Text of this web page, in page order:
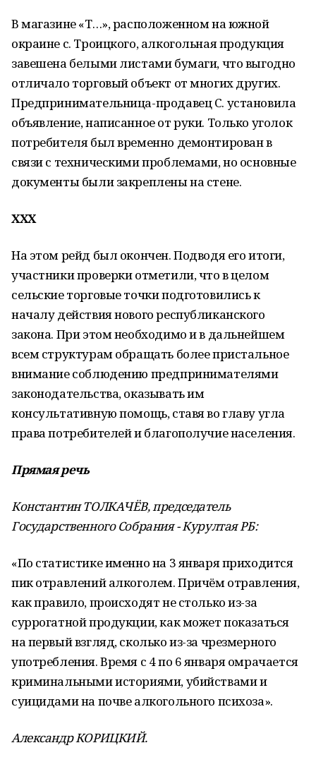
В магазине «Т…», расположенном на южной
окраине с. Троицкого, алкогольная продукция
завешена белыми листами бумаги, что выгодно
отличало торговый объект от многих других.
Предпринимательница-продавец С. установила
объявление, написанное от руки. Только уголок
потребителя был временно демонтирован в
связи с техническими проблемами, но основные
документы были закреплены на стене.
XXX
На этом рейд был окончен. Подводя его итоги,
участники проверки отметили, что в целом
сельские торговые точки подготовились к
началу действия нового республиканского
закона. При этом необходимо и в дальнейшем
всем структурам обращать более пристальное
внимание соблюдению предпринимателями
законодательства, оказывать им
консультативную помощь, ставя во главу угла
права потребителей и благополучие населения.
Прямая речь
Константин ТОЛКАЧЁВ, председатель
Государственного Собрания - Курултая РБ:
«По статистике именно на 3 января приходится
пик отравлений алкоголем. Причём отравления,
как правило, происходят не столько из-за
суррогатной продукции, как может показаться
на первый взгляд, сколько из-за чрезмерного
употребления. Время с 4 по 6 января омрачается
криминальными историями, убийствами и
суицидами на почве алкогольного психоза».
Александр КОРИЦКИЙ.